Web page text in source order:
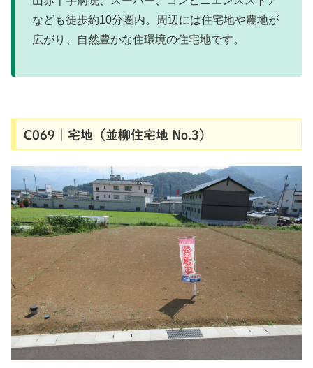
なども徒歩約10分圏内。周辺には住宅地や農地が
広がり、自然豊かな住環境の住宅地です。
C069｜宅地（並柳住宅地 No.3）